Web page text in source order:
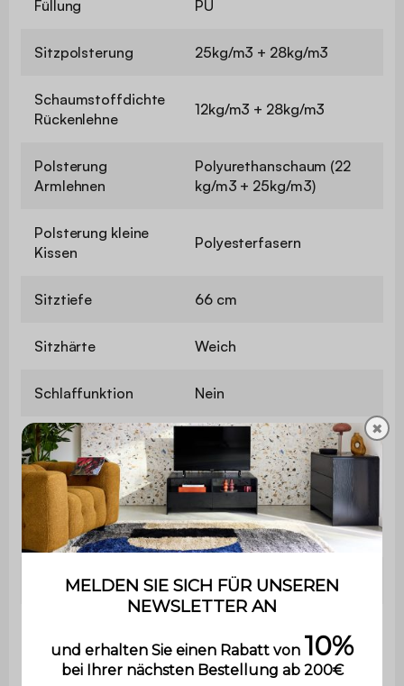
Füllung PU
Sitzpolsterung 25kg/m3 + 28kg/m3
Schaumstoffdichte
Rückenlehne
12kg/m3 + 28kg/m3
Polsterung
Armlehnen
Polyurethanschaum (22
kg/m3 + 25kg/m3)
Polsterung kleine
Kissen
Polyesterfasern
Sitztiefe 66 cm
Sitzhärte Weich
Schlaffunktion Nein
Maximale
Belastung
110 kg pro Sitzplatz
Verwendung Nur für den Privatgebrauch
Garantie 2 Jahre
Montage
eine Bedienungsanleitung wird
mitgeliefert.
✖